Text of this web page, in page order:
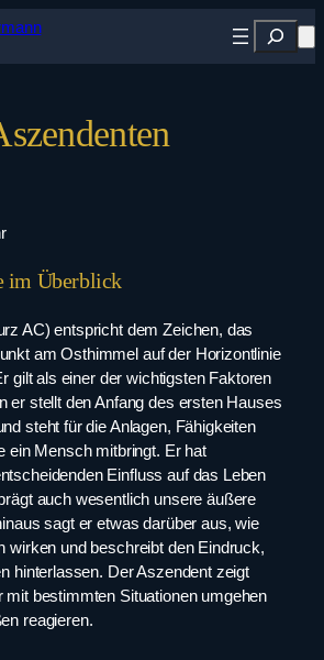
Suchen
im Überblick
AC) entspricht dem Zeichen, das
am Osthimmel auf der Horizontlinie
gilt als einer der wichtigsten Faktoren
er stellt den Anfang des ersten Hauses
steht für die Anlagen, Fähigkeiten
ein Mensch mitbringt. Er hat
Einfluss auf das Leben
auch wesentlich unsere äußere
sagt er etwas darüber aus, wie
wirken und beschreibt den Eindruck,
hinterlassen. Der Aszendent zeigt
mit bestimmten Situationen umgehen
reagieren.